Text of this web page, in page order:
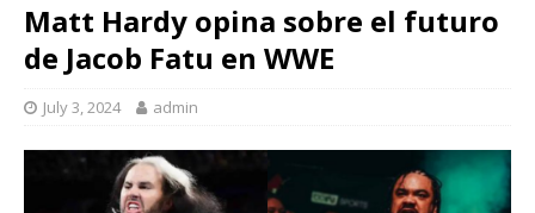
Matt Hardy opina sobre el futuro
de Jacob Fatu en WWE
July 3, 2024 admin